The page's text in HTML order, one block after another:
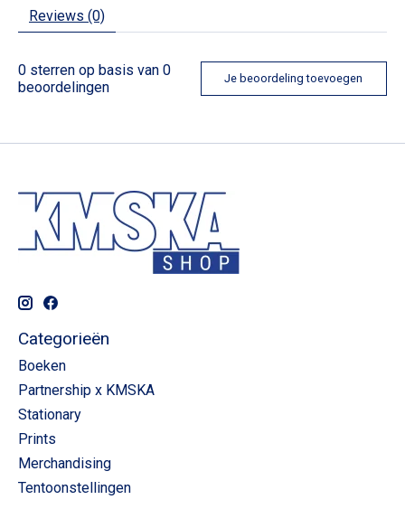
Reviews (0)
0 sterren op basis van 0
beoordelingen
Je beoordeling toevoegen
Categorieën
Boeken
Partnership x KMSKA
Stationary
Prints
Merchandising
Tentoonstellingen